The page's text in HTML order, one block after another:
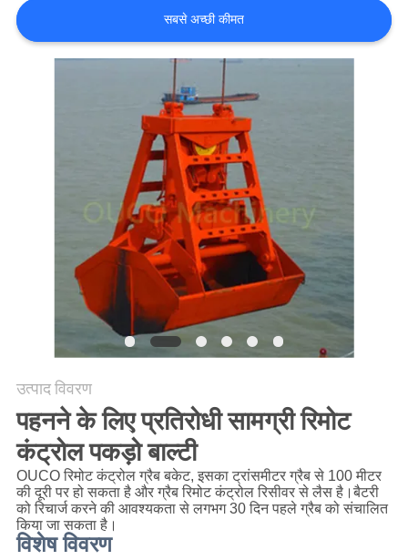
नियंत्रण
CONTACT
साइटमैप
गोपनीयता
नीति
सबसे अच्छी कीमत
उत्पाद विवरण
पहनने के लिए प्रतिरोधी सामग्री रिमोट
कंट्रोल पकड़ो बाल्टी
OUCO रिमोट कंट्रोल ग्रैब बकेट, इसका ट्रांसमीटर ग्रैब से 100 मीटर
की दूरी पर हो सकता है और ग्रैब रिमोट कंट्रोल रिसीवर से लैस है।बैटरी
को रिचार्ज करने की आवश्यकता से लगभग 30 दिन पहले ग्रैब को संचालित
किया जा सकता है।
विशेष विवरण